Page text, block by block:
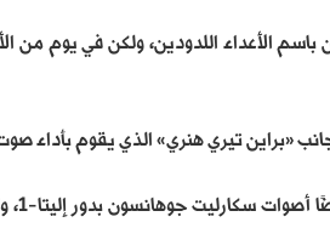
باسم الأعداء اللدودين، ولكن في يوم من
«براين تيري هنري» الذي يقوم بأداء